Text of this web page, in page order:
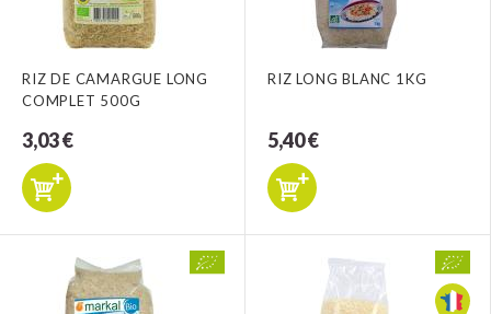
RIZ DE CAMARGUE LONG
COMPLET 500G
3,03 €
RIZ LONG BLANC 1KG
5,40 €